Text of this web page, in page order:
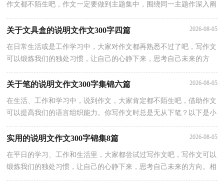
作文都不陌生吧，作文一定要做到主题集中，围绕同一主题作深入阐
述，切忌东拉西扯，主题涣散甚至无主题。还是对作文一筹莫展吗？
关于文具盒的说明文作文300字四篇 2026-08-05
在日常生活或是工作学习中，大家对作文都再熟悉不过了吧，写作文
可以锻炼我们的独处习惯，让自己的心静下来，思考自己未来的方
明
关于笔的说明文作文300字集锦六篇 2026-08-05
在生活、工作和学习中，说到作文，大家肯定都不陌生吧，借助作文
可以提高我们的语言组织能力。你写作文时总是无从下笔？以下是小
编收集整理的笔的说明文作文300字6篇，仅供参考，希望能够帮助到
实用的说明文作文300字锦集8篇 2026-08-05
在平日的学习、工作和生活里，大家都尝试过写作文吧，写作文可以
锻炼我们的独处习惯，让自己的心静下来，思考自己未来的方向。相
信许多人会觉得作文很难写吧，以下是小编整理的说明文作文300字8